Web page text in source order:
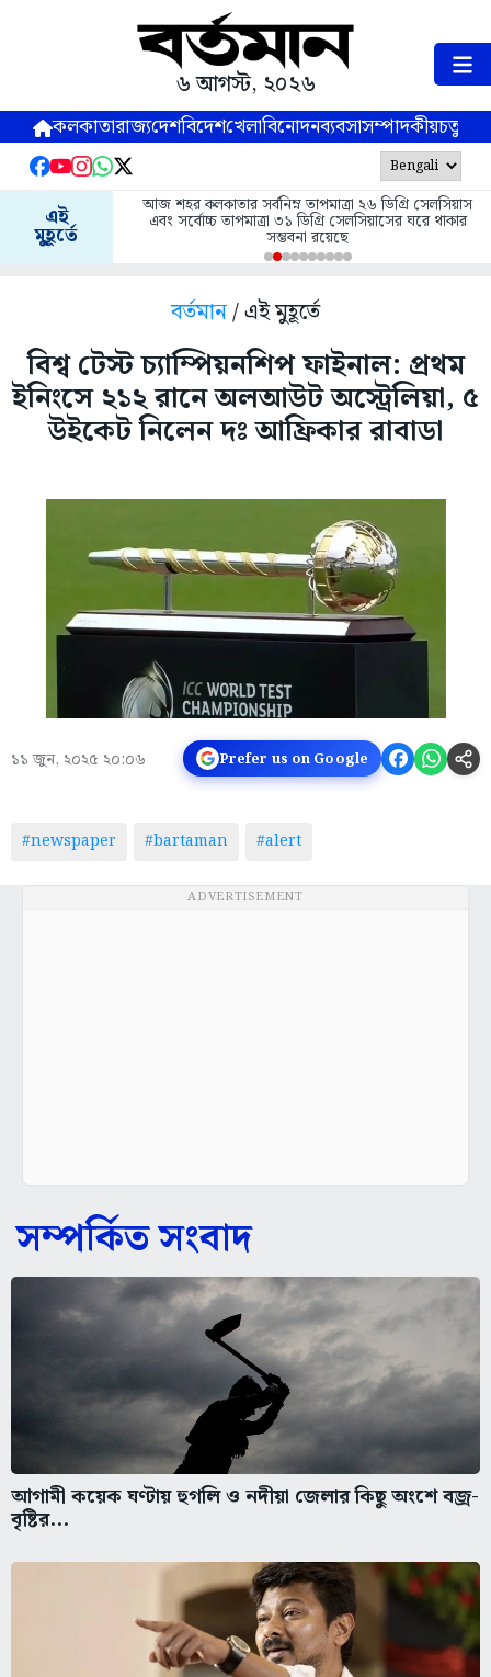
৬ আগস্ট, ২০২৬
কলকাতারাজ্যদেশবিদেশখেলাবিনোদনব্যবসাসম্পাদকীয়
এই
মুহূর্তে
আজ শহর কলকাতার সর্বনিম্ন তাপমাত্রা ২৬ ডিগ্রি সেলসিয়াস
এবং সর্বোচ্চ তাপমাত্রা ৩১ ডিগ্রি সেলসিয়াসের ঘরে থাকার
সম্ভবনা রয়েছে
বর্তমান/ এই মুহূর্তে
বিশ্ব টেস্ট চ্যাম্পিয়নশিপ ফাইনাল: প্রথম
ইনিংসে ২১২ রানে অলআউট অস্ট্রেলিয়া, ৫
উইকেট নিলেন দঃ আফ্রিকার রাবাডা
১১ জুন, ২০২৫ ২০:০৬ Prefer us on Google
#newspaper #bartaman #alert
ADVERTISEMENT
সম্পর্কিত সংবাদ
আগামী কয়েক ঘণ্টায় হুগলি ও নদীয়া জেলার কিছু অংশে বজ্র-
বৃষ্টির...